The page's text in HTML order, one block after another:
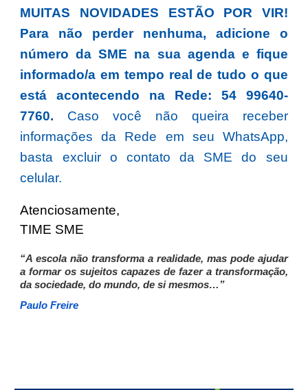
MUITAS NOVIDADES ESTÃO POR VIR!
Para não perder nenhuma, adicione o
número da SME na sua agenda e fique
informado/a em tempo real de tudo o que
está acontecendo na Rede: 54 99640-
7760. Caso você não queira receber
informações da Rede em seu WhatsApp,
basta excluir o contato da SME do seu
celular.
Atenciosamente,
TIME SME
“A escola não transforma a realidade, mas pode ajudar
a formar os sujeitos capazes de fazer a transformação,
da sociedade, do mundo, de si mesmos…”
Paulo Freire